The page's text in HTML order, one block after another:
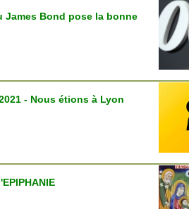
James Bond pose la bonne
- Nous étions à Lyon